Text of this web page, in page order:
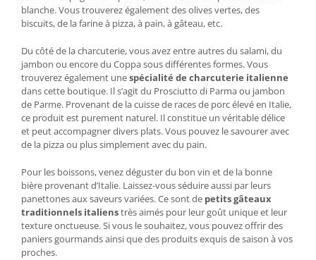
blanche. Vous trouverez également des olives vertes, des
biscuits, de la farine à pizza, à pain, à gâteau, etc.
Du côté de la charcuterie, vous avez entre autres du salami, du
jambon ou encore du Coppa sous différentes formes. Vous
trouverez également unespécialité de charcuterie italienne
dans cette boutique. Il s’agit du Prosciutto di Parma ou jambon
de Parme. Provenant de la cuisse de races de porc élevé en Italie,
ce produit est purement naturel. Il constitue un véritable délice
et peut accompagner divers plats. Vous pouvez le savourer avec
de la pizza ou plus simplement avec du pain.
Pour les boissons, venez déguster du bon vin et de la bonne
bière provenant d’Italie. Laissez-vous séduire aussi par leurs
panettones aux saveurs variées. Ce sont de petits gâteaux
traditionnels italienstrès aimés pour leur goût unique et leur
texture onctueuse. Si vous le souhaitez, vous pouvez offrir des
paniers gourmands ainsi que des produits exquis de saison à vos
proches.